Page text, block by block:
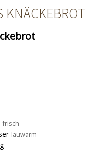
KNÄCKEBROT
frisch
lauwarm